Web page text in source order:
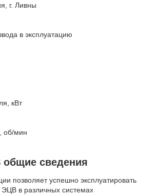
г. Ливны
в эксплуатацию
кВт
об/мин
сведения
позволяет успешно эксплуатировать
в различных системах